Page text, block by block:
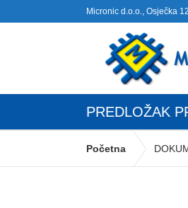
Micronic d.o.o., Osječka
PREDLOŽAK
Početna